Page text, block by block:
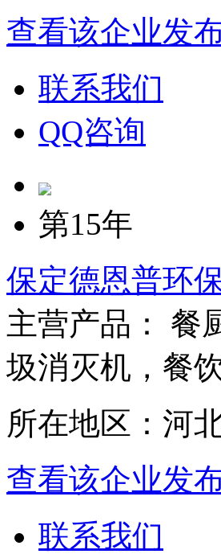
查看该企业发
联系我们
QQ咨询
第15年
保定德恩普环
主营产品： 餐
圾消灭机，餐
所在地区：河
查看该企业发
联系我们